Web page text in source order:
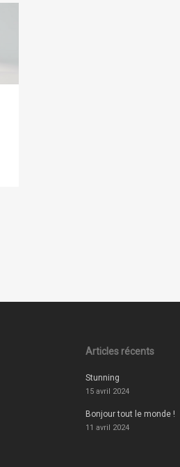
Articles récents
Stunning
15 avril 2024
Bonjour tout le monde !
11 avril 2024